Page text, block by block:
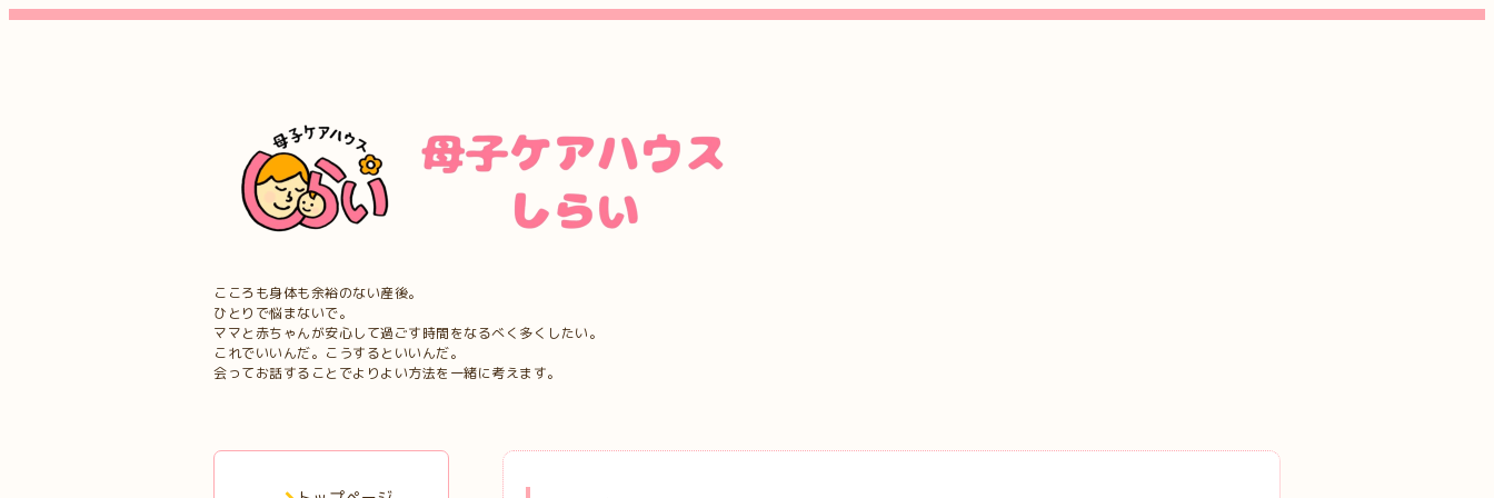
こころも身体も余裕のない産後。
ひとりで悩まないで。
ママと赤ちゃんが安心して過ごす時間をなるべく多くしたい。
これでいいんだ。こうするといいんだ。
会ってお話することでよりよい方法を一緒に考えます。